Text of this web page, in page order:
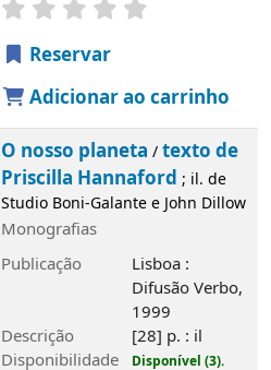
Reservar
Adicionar ao carrinho
O nosso planeta /texto de
Priscilla Hannaford ; il. de
Studio Boni-Galante e John Dillow
Monografias
Publicação
Lisboa :
Difusão Verbo,
1999
Descrição
[28] p. : il
Disponibilidade
Disponível (3).